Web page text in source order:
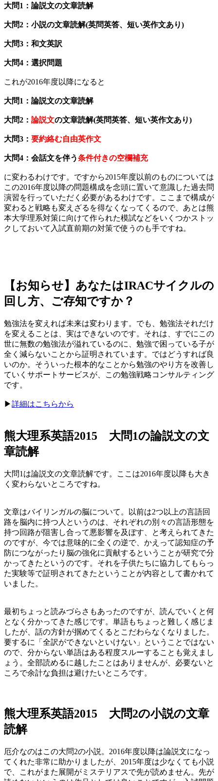
大問1：論説文の文章読解
大問2：小説の文章読解(英問英答、短い英作文あり)
大問3：和文英訳
大問4：選択問題
これが2016年度以降になると
大問1：論説文の文章読解
大問2： 論説文の文章読解(英問英答、短い英作文あり)
大問3： 要約絡む自由英作文
大問4：会話文を伴う条件付きの空欄補充
に変わるわけです。ですから2015年度以前のものについては
この2016年度以降の問題構成を念頭に置いて意識した過去問
演習を行っていただく必要があるわけです。ここまで構成が
変わると戦略も変えざるを得なくなってくるので、あとは熊
本大学理系対策に向けて作られた模試などをいくつかストッ
クしておいて入試直前期の対策で使うのも手ですね。
【お知らせ】あなたはIRACサイクルの
回し方、ご存知ですか？
勉強法を変えれば未来は変わります。でも、勉強法それだけ
を変えることは、実はできないのです。それは、すでにこの
世に無数の勉強法が溢れているのに、勉強で困っている子が
全く減らないことから証明されています。ではどうすれば良
いのか。そういった根本的なことから勉強のやり方を改善し
ていくサポートサービスが、この勉強戦略コンサルティング
です。
▶︎詳細はこちらから
熊大理系英語2015 大問1の論説文の文
章読解
大問1は論説文の文章読解です。ここは2016年度以降も大き
く変わらないところですね。
文章はバイリンガルの脳について。以前は2つ以上の言語回
路を脳内に持つ人というのは、それぞれの別々の言語形態を
持つ回路が阻害し合って悪影響を及ぼす、と考えられてきた
のですが、今では意味的に全くの逆で、かえって認知症の予
防につながったり脳の強化に貢献するということが研究で分
かってきたというのです。それを子供たちに協力してもらっ
た実験等で証明されてきたということが内容として書かれて
いました。
最初ちょっと読みづらさもあったのですが、読んでいくと何
となく分かってきた感じです。単語もちょっと難しく感じま
したが、話の方針が掴めてくるとこだわらなくなりました。
要するに「全訳ができないといけない」ということではない
ので、分からない単語はある程度スルーすることも覚えまし
ょう。全部読めるに越したことはありませんが、必要ないと
ころで余計な負担は避けたいところです。
熊大理系英語2015 大問2の小説の文章
読解
厄介なのはこの大問2の小説。2016年度以降は論説文になっ
てくれた非常に助かりましたが、2015年度は少なくても小説
で、これがまた展開がミステリアスで先が読めません。先が